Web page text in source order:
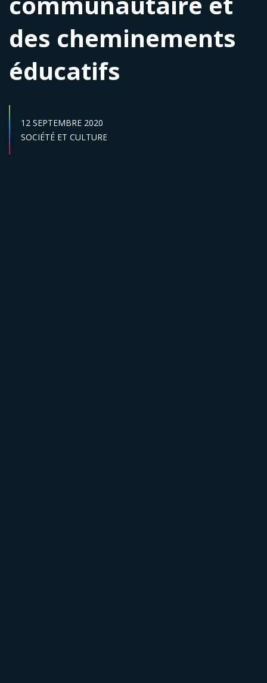
des cheminements
éducatifs
DATE DE PUBLICATION :
12 SEPTEMBRE 2020
Secteur :
SOCIÉTÉ ET CULTURE